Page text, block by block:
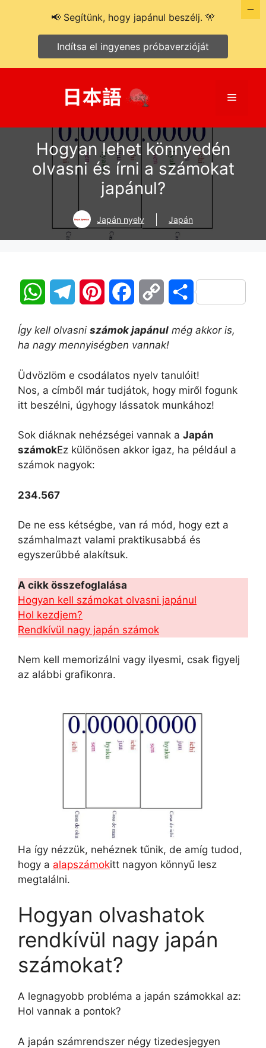
Menü
Hogyan lehet könnyedén
olvasni és írni a számokat
japánul?
Japán nyelv Japán
W
a
s
p
p
l
g
a
m
n
e
e
c
b
o
p
L
n
O
a
e
Így kell olvasni számok japánul még akkor is,
ha nagy mennyiségben vannak!
Üdvözlöm e csodálatos nyelv tanulóit!
Nos, a címből már tudjátok, hogy miről fogunk
itt beszélni, úgyhogy lássatok munkához!
Sok diáknak nehézségei vannak a Japán
számokEz különösen akkor igaz, ha például a
számok nagyok:
234.567
De ne ess kétségbe, van rá mód, hogy ezt a
számhalmazt valami praktikusabbá és
egyszerűbbé alakítsuk.
A cikk összefoglalása
Hogyan kell számokat olvasni japánul
Hol kezdjem?
Rendkívül nagy japán számok
Nem kell memorizálni vagy ilyesmi, csak figyelj
az alábbi grafikonra.
Ha így nézzük, nehéznek tűnik, de amíg tudod,
hogy a alapszámokitt nagyon könnyű lesz
megtalálni.
Hogyan olvashatok
rendkívül nagy japán
számokat?
A legnagyobb probléma a japán számokkal az:
Hol vannak a pontok?
A japán számrendszer négy tizedesjegyen
📢 Segítünk, hogy japánul beszélj. 🎌
Indítsa el ingyenes próbaverzióját